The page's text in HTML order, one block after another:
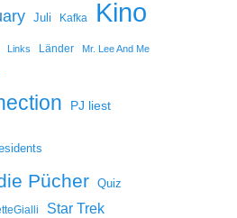
Juli Kafka Kino
Links Länder Mr. Lee And Me
PJ liest
Pücher Quiz
Star Trek